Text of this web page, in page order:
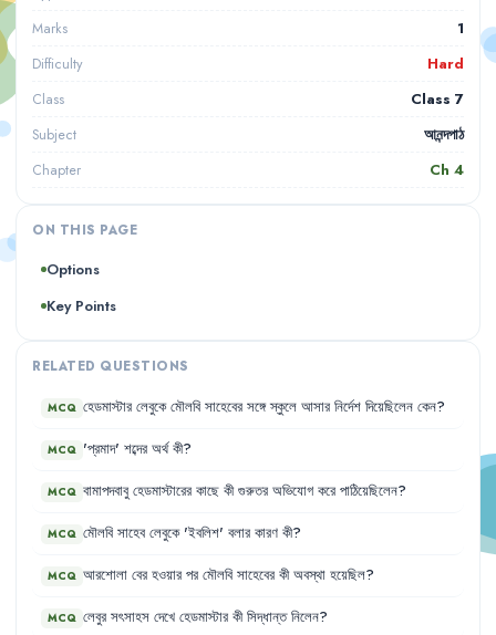
Marks 1
Difficulty Hard
Class Class 7
Subject আনন্দপাঠ
Chapter Ch 4
ON THIS PAGE
Options
Key Points
RELATED QUESTIONS
MCQ হেডমাস্টার লেবুকে মৌলবি সাহেবের সঙ্গে স্কুলে আসার নির্দেশ দিয়েছিলেন কেন?
MCQ 'প্রমাদ' শব্দের অর্থ কী?
MCQ বামাপদবাবু হেডমাস্টারের কাছে কী গুরুতর অভিযোগ করে পাঠিয়েছিলেন?
MCQ মৌলবি সাহেব লেবুকে 'ইবলিশ' বলার কারণ কী?
MCQ আরশোলা বের হওয়ার পর মৌলবি সাহেবের কী অবস্থা হয়েছিল?
MCQ লেবুর সৎসাহস দেখে হেডমাস্টার কী সিদ্ধান্ত নিলেন?